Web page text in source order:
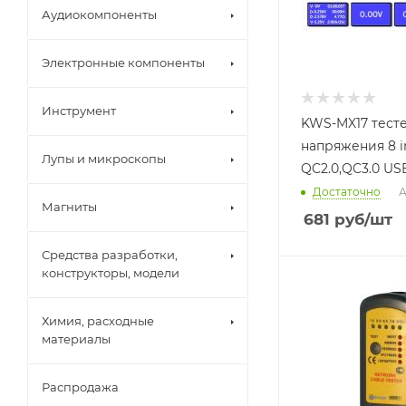
KWS-MX17
напряжения 8
QC2.0,QC3.0
Достаточно
681 руб/шт
Аудиокомпоненты
Электронные компоненты
Инструмент
Лупы и микроскопы
Магниты
Средства разработки,
конструкторы, модели
Химия, расходные
материалы
Распродажа